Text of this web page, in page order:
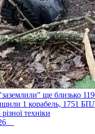
ще близько
1 корабель, 1751
техніки